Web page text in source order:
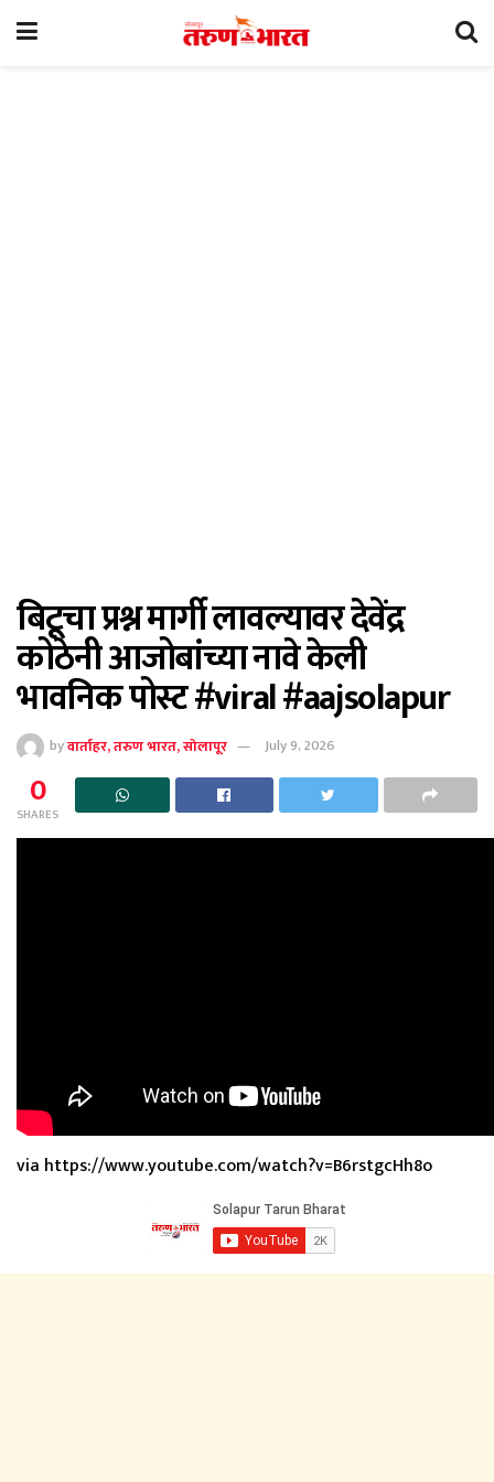
बिटूचा प्रश्न मार्गी लावल्यावर देवेंद्र
कोठेनी आजोबांच्या नावे केली
भावनिक पोस्ट #viral #aajsolapur
byवार्ताहर, तरुण भारत, सोलापूर July 9, 2026
0
SHARES
via https://www.youtube.com/watch?v=B6rstgcHh8o